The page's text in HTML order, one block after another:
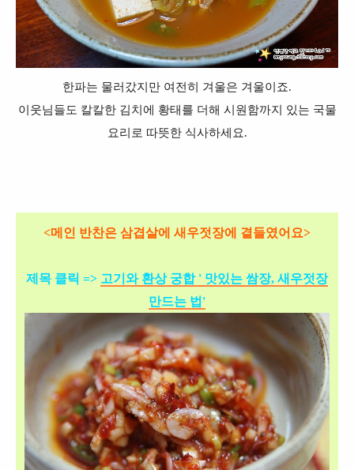
한파는 물러갔지만 여전히 겨울은 겨울이죠.
이웃님들도 칼칼한 김치에 황태를 더해 시원함까지 있는 국물
요리로 따뜻한 식사하세요.
<메인 반찬은 삼겹살에 새우젓장에 곁들였어요>
제목 클릭 => 고기와 환상 궁합 ' 맛있는 쌈장, 새우젓장
만드는 법'